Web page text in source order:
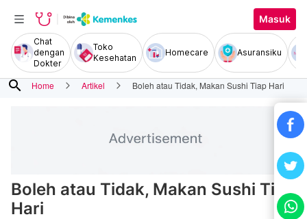
Masuk
Chat
dengan
Dokter
Toko
Kesehatan
Homecare Asuransiku
search Home Artikel Boleh atau Tidak, Makan Sushi Tiap Hari
Boleh atau Tidak, Makan Sushi Tiap
Hari